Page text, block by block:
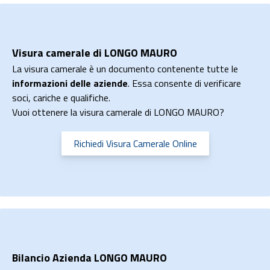
Visura camerale di LONGO MAURO
La visura camerale è un documento contenente tutte le
informazioni delle aziende. Essa consente di verificare
soci, cariche e qualifiche.
Vuoi ottenere la visura camerale di LONGO MAURO?
Richiedi Visura Camerale Online
Bilancio Azienda LONGO MAURO